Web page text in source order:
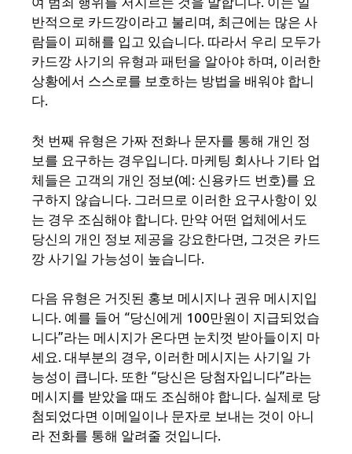
반적으로 카드깡이라고 불리며, 최근에는 많은 사
람들이 피해를 입고 있습니다. 따라서 우리 모두가
카드깡 사기의 유형과 패턴을 알아야 하며, 이러한
상황에서 스스로를 보호하는 방법을 배워야 합니
다.
첫 번째 유형은 가짜 전화나 문자를 통해 개인 정
보를 요구하는 경우입니다. 마케팅 회사나 기타 업
체들은 고객의 개인 정보(예: 신용카드 번호)를 요
구하지 않습니다. 그러므로 이러한 요구사항이 있
는 경우 조심해야 합니다. 만약 어떤 업체에서도
당신의 개인 정보 제공을 강요한다면, 그것은 카드
깡 사기일 가능성이 높습니다.
다음 유형은 거짓된 홍보 메시지나 권유 메시지입
니다. 예를 들어 “당신에게 100만원이 지급되었습
니다”라는 메시지가 온다면 눈치껏 받아들이지 마
세요. 대부분의 경우, 이러한 메시지는 사기일 가
능성이 큽니다. 또한 “당신은 당첨자입니다”라는
메시지를 받았을 때도 조심해야 합니다. 실제로 당
첨되었다면 이메일이나 문자로 보내는 것이 아니
라 전화를 통해 알려줄 것입니다.